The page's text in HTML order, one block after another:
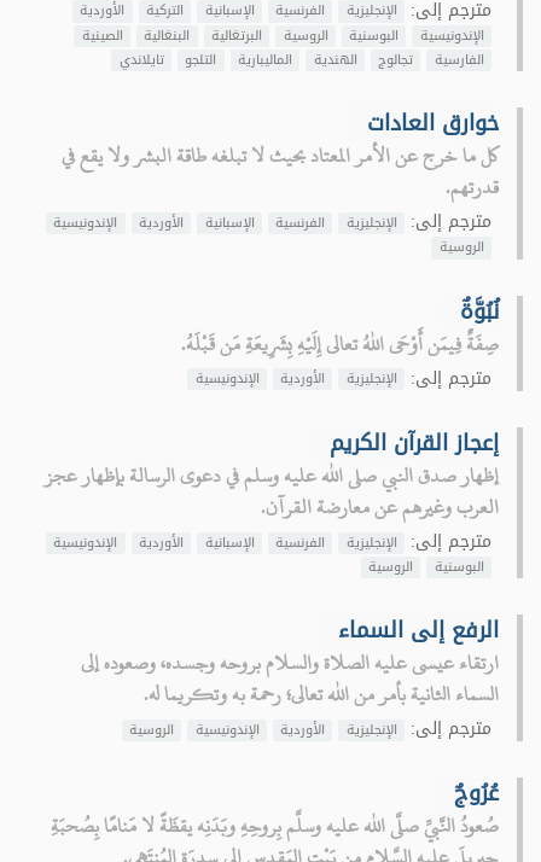
مترجم إلى: الإنجليزية الفرنسية الإسبانية التركية
الأوردية
الإندونيسية
البوسنية الروسية البرتغالية البنغالية
الصينية
الفارسية
تجالوج الهندية الماليبارية التلجو تايلاندي
خوارق العادات
كل ما خرج عن الأمر المعتاد بحيث لا تبلغه طاقة البشر ولا يقع في
قدرتهم.
مترجم إلى: الإنجليزية الفرنسية الإسبانية الأوردية
الإندونيسية
الروسية
نُبُوَّةٌ
صِفَةٌ فِيمَن أَوْحَى اللهُ تعالى إِلَيْهِ بِشَرِيعَةِ مَن قَبْلَهُ.
مترجم إلى: الإنجليزية الأوردية الإندونيسية
إعجاز القرآن الكريم
إظهار صدق النبي صلى الله عليه وسلم في دعوى الرسالة بإظهار عجز
العرب وغيرهم عن معارضة القرآن.
مترجم إلى: الإنجليزية الفرنسية الإسبانية الأوردية
الإندونيسية
البوسنية
الروسية
الرفع إلى السماء
ارتقاء عيسى عليه الصلاة والسلام بروحه وجسده، وصعوده إلى
السماء الثانية بأمر من الله تعالى؛ رحمة به وتكريما له.
مترجم إلى: الإنجليزية الأوردية الإندونيسية الروسية
عُرُوجٌ
صُعودُ النَّبيِّ صلَّى الله عليه وسلَّم بِروحِهِ وبَدَنِه يقظَةً لا مَنامًا بِصُحبَةِ